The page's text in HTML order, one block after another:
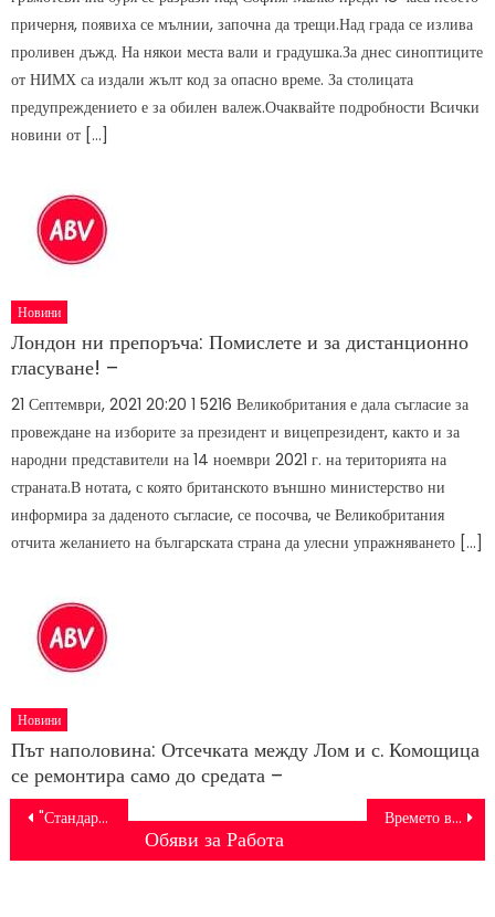
причерня, появиха се мълнии, започна да трещи.Над града се излива
проливен дъжд. На някои места вали и градушка.За днес синоптиците
от НИМХ са издали жълт код за опасно време. За столицата
предупреждението е за обилен валеж.Очаквайте подробности Всички
новини от […]
Новини
Лондон ни препоръча: Помислете и за дистанционно
гласуване! –
21 Септември, 2021 20:20 1 5216 Великобритания е дала съгласие за
провеждане на изборите за президент и вицепрезидент, както и за
народни представители на 14 ноември 2021 г. на територията на
страната.В нотата, с която британското външно министерство ни
информира за даденото съгласие, се посочва, че Великобритания
отчита желанието на българската страна да улесни упражняването […]
Новини
Път наполовина: Отсечката между Лом и с. Комощица
се ремонтира само до средата –
Post
navigation
"Стандарт" с европейски пробив. Влезе в Европа Ностра – Времето в сряда: Жълт код за гръмотевични бури и градушки в 8 области – DarikNews
Обяви за Работа